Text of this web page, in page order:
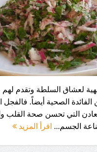
لعشاق السلطة وتقدم لهم
الفائدة الصحية أيضاً. فالفجل
التي تحسن صحة القلب
الجسم... اقرأ المزيد